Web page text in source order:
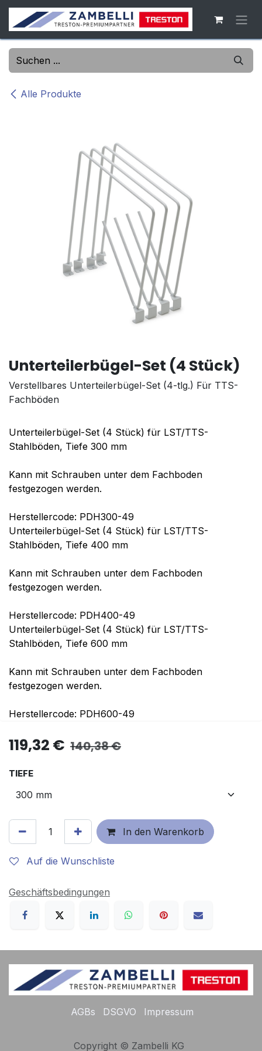
Zum Inhalt springen
Alle Produkte
Unterteilerbügel-Set (4 Stück)
Verstellbares Unterteilerbügel-Set (4-tlg.) Für TTS-
Fachböden
Unterteilerbügel-Set (4 Stück) für LST/TTS-
Stahlböden, Tiefe 300 mm
Kann mit Schrauben unter dem Fachboden
festgezogen werden.
Herstellercode: PDH300-49
Unterteilerbügel-Set (4 Stück) für LST/TTS-
Stahlböden, Tiefe 400 mm
Kann mit Schrauben unter dem Fachboden
festgezogen werden.
Herstellercode: PDH400-49
Unterteilerbügel-Set (4 Stück) für LST/TTS-
Stahlböden, Tiefe 600 mm
Kann mit Schrauben unter dem Fachboden
festgezogen werden.
Herstellercode: PDH600-49
119,32 € 140,38€
TIEFE
In den Warenkorb
Auf die Wunschliste
Geschäftsbedingungen
AGBs DSGVO Impressum
Copyright © Zambelli KG